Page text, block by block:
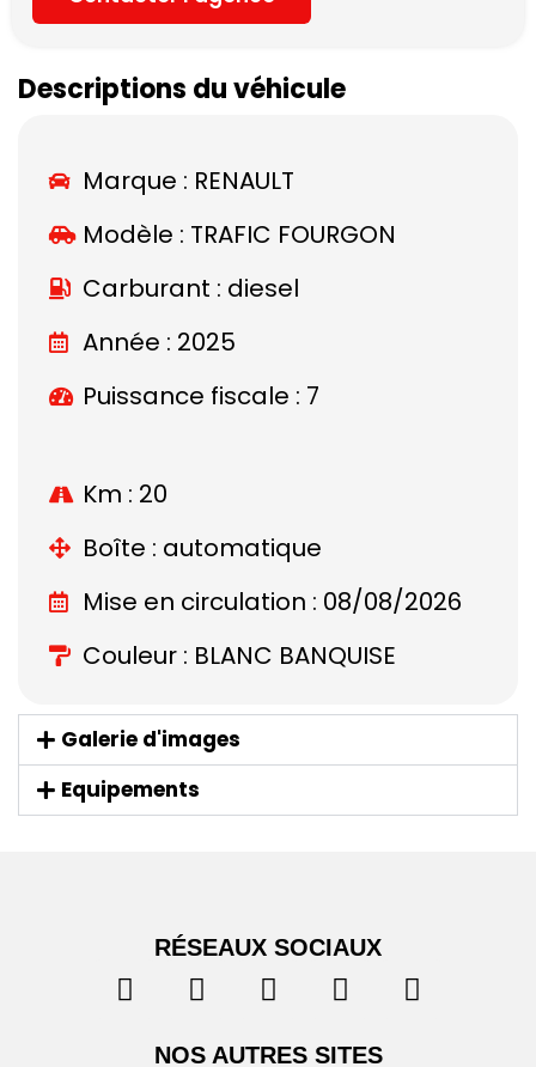
Descriptions du véhicule
Marque : RENAULT
Modèle : TRAFIC FOURGON
Carburant : diesel
Année : 2025
Puissance fiscale : 7
Km : 20
Boîte : automatique
Mise en circulation : 08/08/2026
Couleur : BLANC BANQUISE
Galerie d'images
Equipements
RÉSEAUX SOCIAUX
NOS AUTRES SITES